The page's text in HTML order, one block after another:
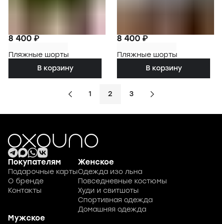
8 400 ₽
Пляжные шорты
В корзину
8 400 ₽
Пляжные шорты
В корзину
1 2 3
Покупателям
Подарочные карты
О бренде
Контакты
Женское
Одежда изо льна
Повседневные костюмы
Худи и свитшоты
Спортивная одежда
Домашняя одежда
Мужское